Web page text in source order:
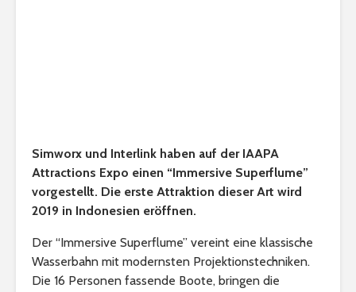
Simworx und Interlink haben auf der IAAPA
Attractions Expo einen “Immersive Superflume”
vorgestellt. Die erste Attraktion dieser Art wird
2019 in Indonesien eröffnen.
Der “Immersive Superflume” vereint eine klassische
Wasserbahn mit modernsten Projektionstechniken.
Die 16 Personen fassende Boote, bringen die